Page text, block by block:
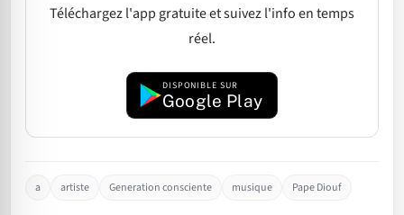
Téléchargez l'app gratuite et suivez l'info en temps
réel.
DISPONIBLE SUR
Google Play
a artiste Generation consciente musique Pape Diouf